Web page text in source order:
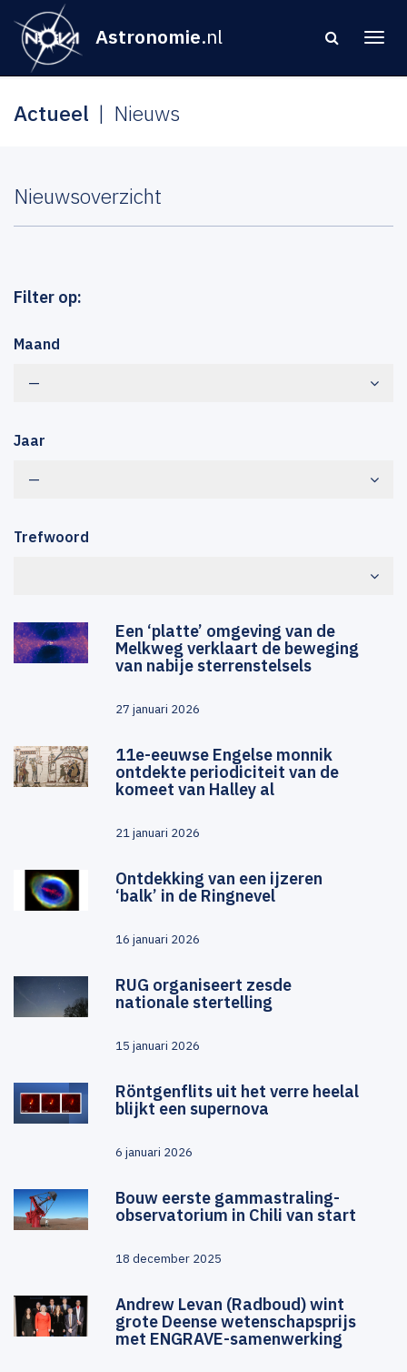
Astronomie.nl
Actueel Nieuws
Nieuwsoverzicht
Filter op:
Maand
—
Jaar
—
Trefwoord
Een ‘platte’ omgeving van de
Melkweg verklaart de beweging
van nabije sterrenstelsels
27 januari 2026
11e-eeuwse Engelse monnik
ontdekte periodiciteit van de
komeet van Halley al
21 januari 2026
Ontdekking van een ijzeren
‘balk’ in de Ringnevel
16 januari 2026
RUG organiseert zesde
nationale stertelling
15 januari 2026
Röntgenflits uit het verre heelal
blijkt een supernova
6 januari 2026
Bouw eerste gammastraling-
observatorium in Chili van start
18 december 2025
Andrew Levan (Radboud) wint
grote Deense wetenschapsprijs
met ENGRAVE-samenwerking